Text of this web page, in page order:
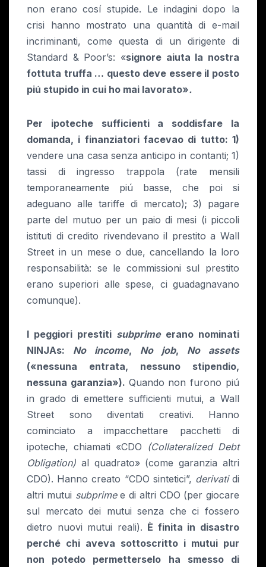
non erano cosí stupide. Le indagini dopo la
crisi hanno mostrato una quantità di e-mail
incriminanti, come questa di un dirigente di
Standard & Poor’s: «signore aiuta la nostra
fottuta truffa … questo deve essere il posto
piú stupido in cui ho mai lavorato».
Per ipoteche sufficienti a soddisfare la
domanda, i finanziatori facevao di tutto: 1)
vendere una casa senza anticipo in contanti; 1)
tassi di ingresso trappola (rate mensili
temporaneamente piú basse, che poi si
adeguano alle tariffe di mercato); 3) pagare
parte del mutuo per un paio di mesi (i piccoli
istituti di credito rivendevano il prestito a Wall
Street in un mese o due, cancellando la loro
responsabilità: se le commissioni sul prestito
erano superiori alle spese, ci guadagnavano
comunque).
I peggiori prestiti subprimeerano nominati
NINJAs: No income, No job, No assets
(«nessuna entrata, nessuno stipendio,
nessuna garanzia»). Quando non furono piú
in grado di emettere sufficienti mutui, a Wall
Street sono diventati creativi. Hanno
cominciato a impacchettare pacchetti di
ipoteche, chiamati «CDO (Collateralized Debt
Obligation) al quadrato» (come garanzia altri
CDO). Hanno creato “CDO sintetici”, derivatidi
altri mutui subprimee di altri CDO (per giocare
sul mercato dei mutui senza che ci fossero
dietro nuovi mutui reali). È finita in disastro
perché chi aveva sottoscritto i mutui pur
non potedo permetterselo ha smesso di